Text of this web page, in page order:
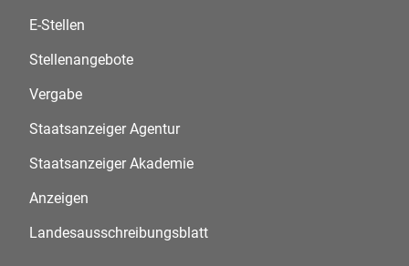
E-Stellen
Stellenangebote
Vergabe
Staatsanzeiger Agentur
Staatsanzeiger Akademie
Anzeigen
Landesausschreibungsblatt